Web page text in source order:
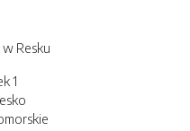
Resku
1